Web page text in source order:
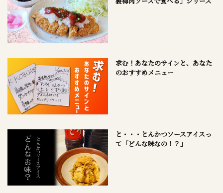
求む！あなたのサインと、あなた
のおすすめメニュー
と・・・とんかつソースアイスっ
て「どんな味なの！？」